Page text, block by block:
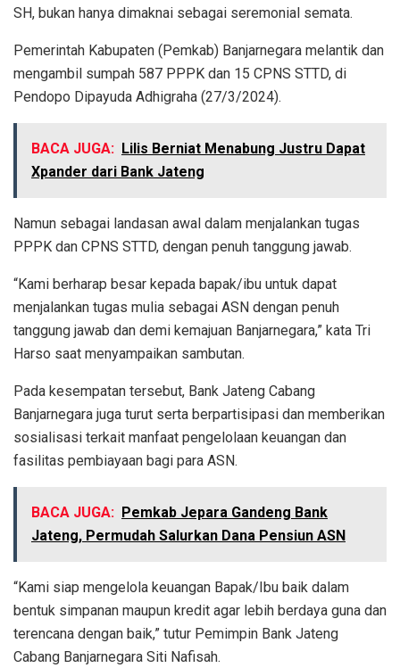
SH, bukan hanya dimaknai sebagai seremonial semata.
Pemerintah Kabupaten (Pemkab) Banjarnegara melantik dan
mengambil sumpah 587 PPPK dan 15 CPNS STTD, di
Pendopo Dipayuda Adhigraha (27/3/2024).
BACA JUGA: Lilis Berniat Menabung Justru Dapat
Xpander dari Bank Jateng
Namun sebagai landasan awal dalam menjalankan tugas
PPPK dan CPNS STTD, dengan penuh tanggung jawab.
“Kami berharap besar kepada bapak/ibu untuk dapat
menjalankan tugas mulia sebagai ASN dengan penuh
tanggung jawab dan demi kemajuan Banjarnegara,” kata Tri
Harso saat menyampaikan sambutan.
Pada kesempatan tersebut, Bank Jateng Cabang
Banjarnegara juga turut serta berpartisipasi dan memberikan
sosialisasi terkait manfaat pengelolaan keuangan dan
fasilitas pembiayaan bagi para ASN.
BACA JUGA: Pemkab Jepara Gandeng Bank
Jateng, Permudah Salurkan Dana Pensiun ASN
“Kami siap mengelola keuangan Bapak/Ibu baik dalam
bentuk simpanan maupun kredit agar lebih berdaya guna dan
terencana dengan baik,” tutur Pemimpin Bank Jateng
Cabang Banjarnegara Siti Nafisah.